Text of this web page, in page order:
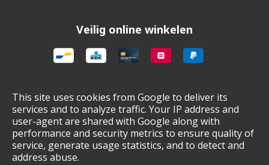
Veilig online winkelen
Gebruiksvoorwaarden & privacybeleids
Cookie policy
Cookie voorkeuren
Sitemap
This site uses cookies from Google to deliver its
services and to analyze traffic. Your IP address and
user-agent are shared with Google along with
performance and security metrics to ensure quality of
service, generate usage statistics, and to detect and
address abuse.